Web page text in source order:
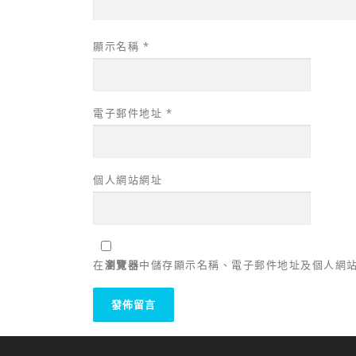
顯示名稱 *
電子郵件地址 *
個人網站網址
在瀏覽器中儲存顯示名稱、電子郵件地址及個人網